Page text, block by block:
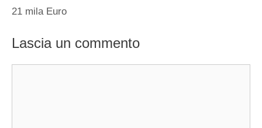
21 mila Euro
Lascia un commento